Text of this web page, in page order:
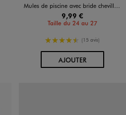
Mules de piscine avec bride cheville élastique et bandeau imprimé fille
9,99 €
Taille du 24 au 27
4.5/5 de moyenne
(15 avis)
AJOUTERAU PANIER